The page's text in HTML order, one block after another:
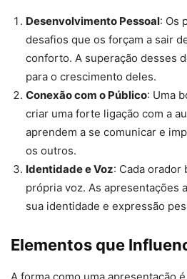
Desenvolvimento Pessoal: Os
desafios que os forçam a sair
conforto. A superação desses
para o crescimento deles.
Conexão com o Público: Uma
criar uma forte ligação com a
aprendem a se comunicar e
os outros.
Identidade e Voz: Cada orador
própria voz. As apresentações
sua identidade e expressão
Elementos que